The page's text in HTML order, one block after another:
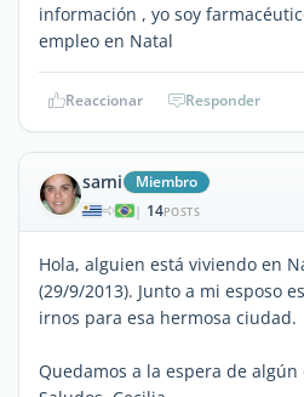
información , yo soy
empleo en Natal
Reaccionar Responder
sarni Miembro
| 14POSTS
Hola, alguien está viviendo en
(29/9/2013). Junto a mi esposo
irnos para esa hermosa ciudad.
Quedamos a la espera de